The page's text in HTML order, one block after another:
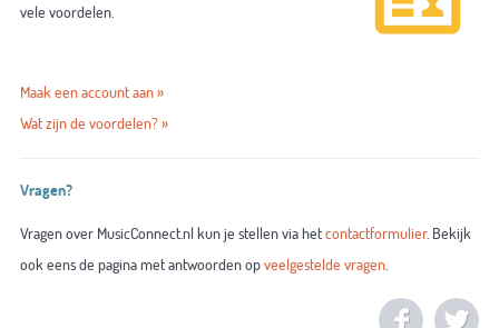
vele voordelen.
Maak een account aan »
Wat zijn de voordelen? »
Vragen?
Vragen over MusicConnect.nl kun je stellen via hetcontactformulier. Bekijk
ook eens de pagina met antwoorden opveelgestelde vragen.